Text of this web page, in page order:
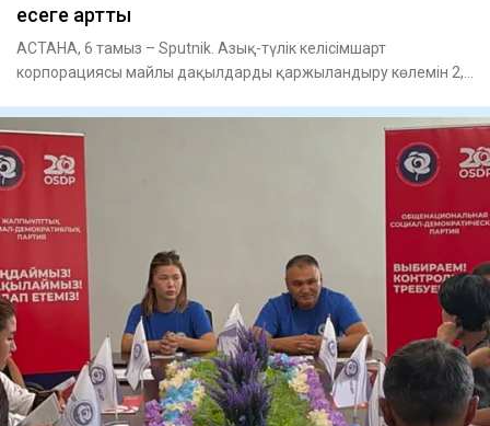
есеге артты
АСТАНА, 6 тамыз – Sputnik. Азық-түлік келісімшарт
корпорациясы майлы дақылдарды қаржыландыру көлемін 2,6